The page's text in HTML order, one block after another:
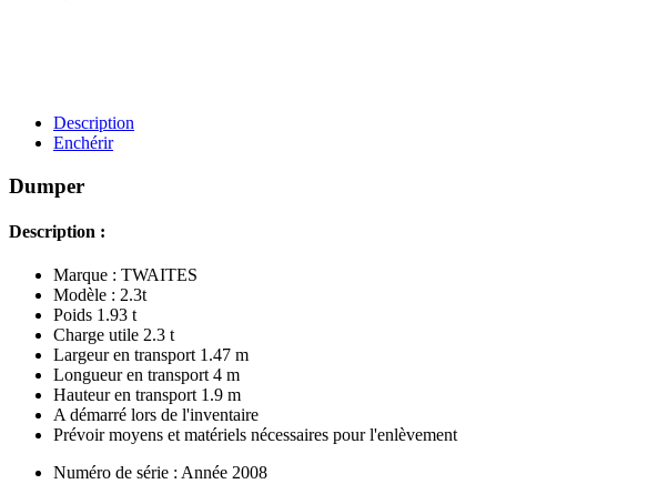
Description
Enchérir
Dumper
Description :
Marque : TWAITES
Modèle : 2.3t
Poids 1.93 t
Charge utile 2.3 t
Largeur en transport 1.47 m
Longueur en transport 4 m
Hauteur en transport 1.9 m
A démarré lors de l'inventaire
Prévoir moyens et matériels nécessaires pour l'enlèvement
Numéro de série : Année 2008